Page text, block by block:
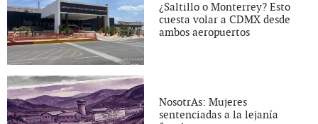
¿Saltillo o Monterrey? Esto
cuesta volar a CDMX desde
ambos aeropuertos
NosotrAs: Mujeres
sentenciadas a la lejanía